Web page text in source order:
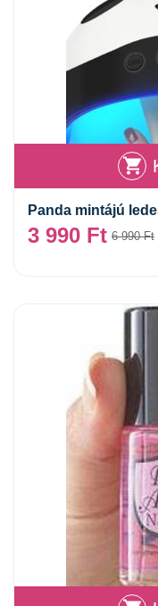
Panda mintájú
6 990Ft
3 990 Ft